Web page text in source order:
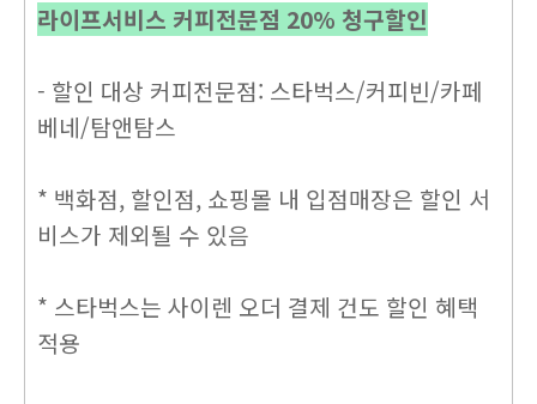
라이프서비스 커피전문점 20% 청구할인
- 할인 대상 커피전문점: 스타벅스/커피빈/카페
베네/탐앤탐스
* 백화점, 할인점, 쇼핑몰 내 입점매장은 할인 서
비스가 제외될 수 있음
* 스타벅스는 사이렌 오더 결제 건도 할인 혜택
적용